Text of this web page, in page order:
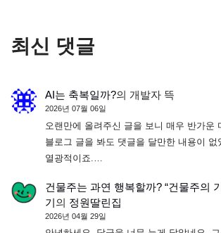
최신 댓글
AI는 축복일까?의 개발자 뜩
2026년 07월 06일
오랜만에 올려주신 글을 보니 매우 반가운
블로그 글을 봐도 댓글을 달만한 내용이
열광적이죠.…
건물주는 과연 행복할까? “건물주의
기의 정원딸린집
2026년 04월 29일